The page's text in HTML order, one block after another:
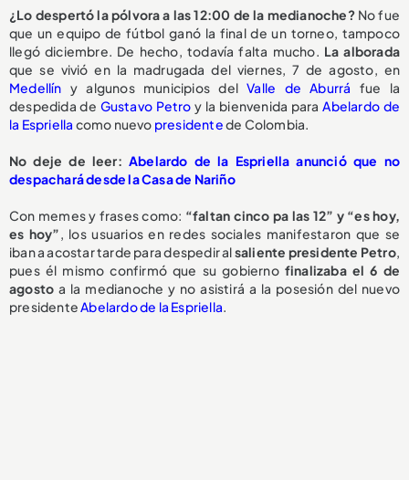
¿Lo despertó la pólvora a las 12:00 de la medianoche?No fue
que un equipo de fútbol ganó la final de un torneo, tampoco
llegó diciembre. De hecho, todavía falta mucho. La alborada
que se vivió en la madrugada del viernes, 7 de agosto, en
Medellín y algunos municipios delValle de Aburrá fue la
despedida de Gustavo Petro y la bienvenida paraAbelardo de
la Espriella como nuevo presidentede Colombia.
No deje de leer: Abelardo de la Espriella anunció que no
despachará desde la Casa de Nariño
Con memes y frases como: “faltan cinco pa las 12” y “es hoy,
es hoy”, los usuarios en redes sociales manifestaron que se
iban a acostar tarde para despedir alsaliente presidente Petro,
pues él mismo confirmó que su gobierno finalizaba el 6 de
agosto a la medianoche y no asistirá a la posesión del nuevo
presidenteAbelardo de la Espriella.